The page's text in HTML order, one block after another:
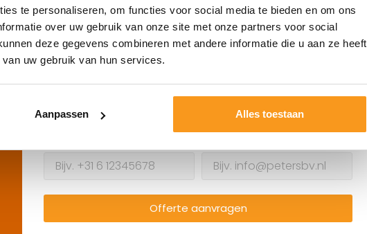
te personaliseren, om functies voor social media te bieden en om ons
over uw gebruik van onze site met onze partners voor social
deze gegevens combineren met andere informatie die u aan ze heeft
uw gebruik van hun services.
Aanpassen Alles toestaan
Bedrijfsnaam
Offerte aanvragen